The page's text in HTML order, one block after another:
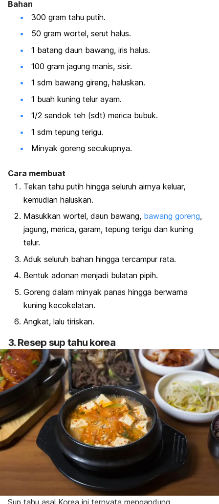
Bahan
300 gram tahu putih.
50 gram wortel, serut halus.
1 batang daun bawang, iris halus.
100 gram jagung manis, sisir.
1 sdm bawang gireng, haluskan.
1 buah kuning telur ayam.
1/2 sendok teh (sdt) merica bubuk.
1 sdm tepung terigu.
Minyak goreng secukupnya.
Cara membuat
Tekan tahu putih hingga seluruh airnya keluar,
kemudian haluskan.
Masukkan wortel, daun bawang, bawang goreng,
jagung, merica, garam, tepung terigu dan kuning
telur.
Aduk seluruh bahan hingga tercampur rata.
Bentuk adonan menjadi bulatan pipih.
Goreng dalam minyak panas hingga berwarna
kuning kecokelatan.
Angkat, lalu tiriskan.
3. Resep sup tahu korea
Sup tahu asal Korea ini ternyata mengandung